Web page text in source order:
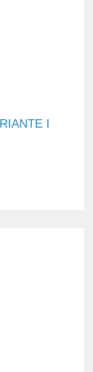
I